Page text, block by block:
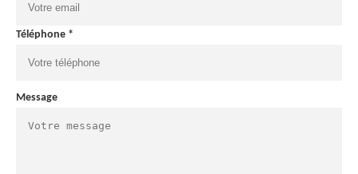
Téléphone *
Message